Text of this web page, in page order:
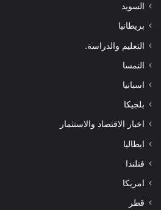
السويد
بريطانيا
التعليم والدراسة.
النمسا
اسبانيا
بلجيكا
اخبار الاقتصاد والاستثمار
ايطاليا
فنلندا
امريكا
قطر